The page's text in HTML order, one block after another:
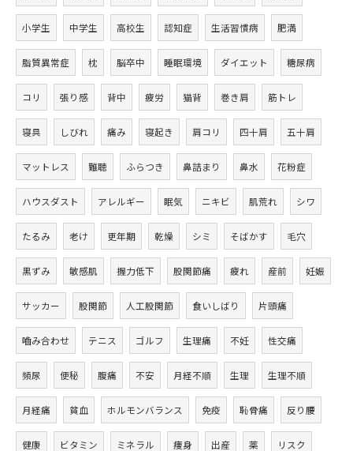
小学生 中学生 高校生 認知症 生活習慣病 肥満
脂質異常症 枕 脳卒中 睡眠環境 ダイエット 糖尿病
コリ 張り感 背中 疲労 猫背 巻き肩 筋トレ
寝具 しびれ 痛み 寝起き 肩コリ 四十肩 五十肩
マットレス 難聴 ふらつき 鼻詰まり 鼻水 花粉症
ハウスダスト アレルギー 眠気 ニキビ 肌荒れ シワ
たるみ 老け 更年期 乾燥 シミ そばかす 毛穴
黒ずみ 敏感肌 握力低下 股関節痛 疲れ 産前 妊娠
サッカー 股関節 人工股関節 食いしばり 片頭痛
嚙み合わせ テニス ゴルフ 生理痛 不妊 性交痛
頻尿 便秘 腹痛 不安 月経不順 生理 生理不順
月経痛 貧血 ホルモンバランス 免疫 恥骨痛 反り腰
健康 ビタミン ミネラル 痩身 出産 薬 リスク